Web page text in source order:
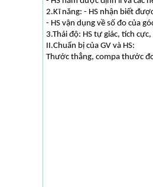
2.Kĩ năng: - HS nhận biết
- HS vận dụng về số đo của
3.Thái độ: HS tự giác, tích
II.Chuẩn bị của GV và HS:
Thước thẳng, compa thước